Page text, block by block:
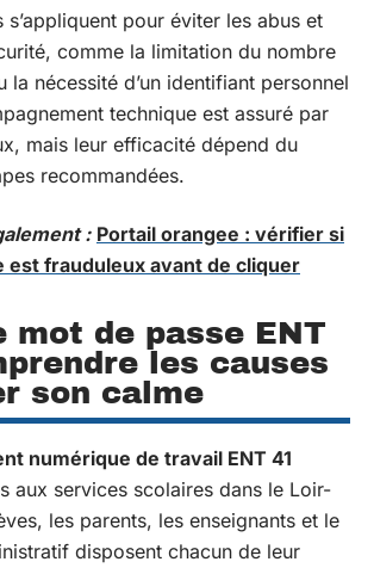
s’appliquent pour éviter les abus et
comme la limitation du nombre
la nécessité d’un identifiant personnel
technique est assuré par
mais leur efficacité dépend du
recommandées.
: Portail orangee : vérifier si
est frauduleux avant de cliquer
mot de passe ENT
les causes
son calme
numérique de travail ENT 41
aux services scolaires dans le Loir-
les parents, les enseignants et le
disposent chacun de leur